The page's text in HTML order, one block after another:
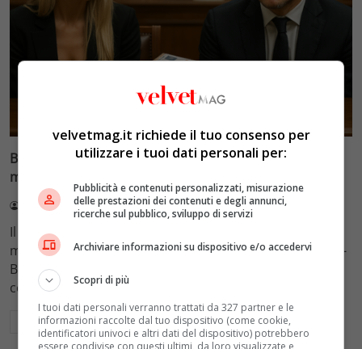
Blasi vs Totti: il giudice riduce l’assegno di
mantenimento a 10.900 euro
Redazione VelvetMAG 4 Agosto 2026
Il Tribunale di Roma ha fissato l'assegno di
mantenimento figli a 10.900 euro mensili nel caso Totti-
Blasi, respingendo la richiesta di 20mila euro della
conduttrice.
Leggi di più
velvetmag.it richiede il tuo consenso per
utilizzare i tuoi dati personali per:
Pubblicità e contenuti personalizzati, misurazione
delle prestazioni dei contenuti e degli annunci,
ricerche sul pubblico, sviluppo di servizi
Archiviare informazioni su dispositivo e/o accedervi
Scopri di più
I tuoi dati personali verranno trattati da 327 partner e le
informazioni raccolte dal tuo dispositivo (come cookie,
identificatori univoci e altri dati del dispositivo) potrebbero
essere condivise con questi ultimi, da loro visualizzate e